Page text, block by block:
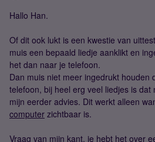
Hallo Han.
Of dit ook lukt is een kwestie van
muis een bepaald liedje aanklikt en
het dan naar je telefoon.
Dan muis niet meer ingedrukt houden
telefoon, bij heel erg veel liedjes is
mijn eerder advies. Dit werkt alleen
computer zichtbaar is.
Vraag van mijn kant, je hebt het over